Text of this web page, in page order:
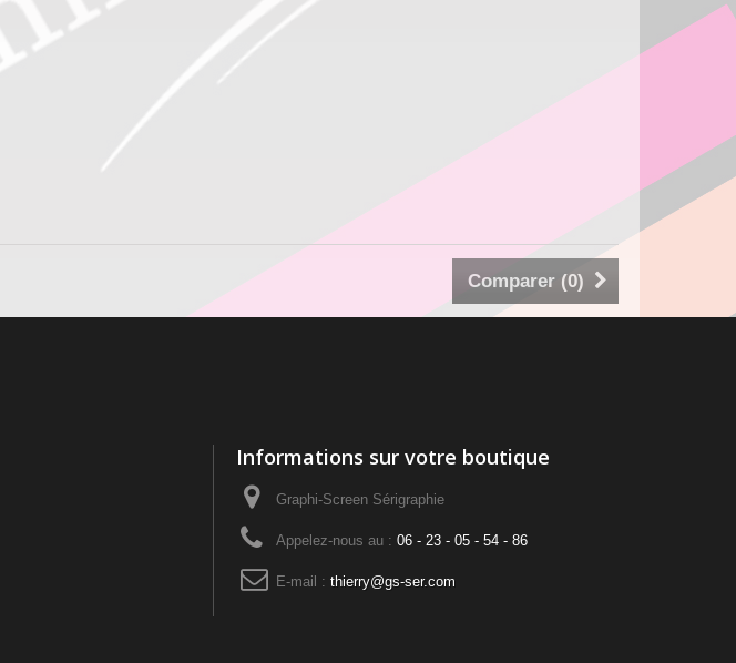
Comparer (0)
Informations sur votre boutique
Graphi-Screen Sérigraphie
Appelez-nous au : 06 - 23 - 05 - 54 - 86
E-mail : thierry@gs-ser.com